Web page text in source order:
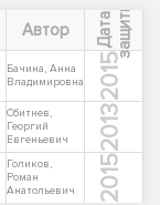
Автор Д
а
т
а
з
а
щ
и
т ы
Бачина, Анна
Владимировна
2015
Сбитнев,
Георгий
Евгеньевич
2013
Голиков,
Роман
Анатольевич
2015